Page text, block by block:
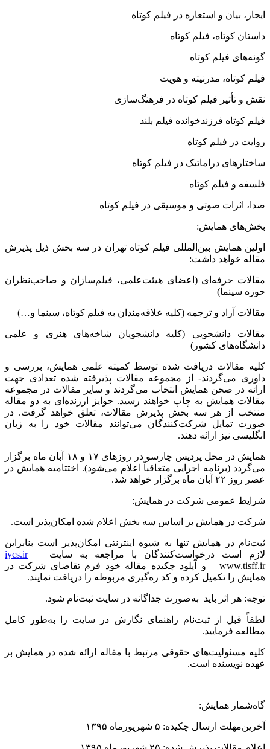
ایجاز، بیان و استعاره در فیلم کوتاه
داستان کوتاه، فیلم کوتاه
گونه‌های فیلم کوتاه
فیلم کوتاه، مدرنیته و هویت
نقش و تأثیر فیلم کوتاه در فرهنگ‌سازی
فیلم کوتاه فرزندخوانده فیلم بلند
روایت در فیلم کوتاه
ساختارهای دراماتیک در فیلم کوتاه
فلسفه و فیلم کوتاه
صدا، اثرات صوتی و موسیقی در فیلم کوتاه
بخش‌های همایش:
اولین همایش بین‌المللی فیلم کوتاه تهران در سه بخش ذیل پذیرش
مقاله خواهد داشت:
مقالات حرفه‌ای (اعضای هیئت‌علمی، فیلم‌سازان و صاحب‌نظران
حوزه سینما)
مقالات آزاد و ترجمه (کلیه علاقه‌مندان به فیلم کوتاه، سینما و…)
مقالات دانشجویی (کلیه دانشجویان شاخه‌های هنری و علمی
دانشگاه‌های کشور)
کلیه مقالات دریافت شده توسط کمیته علمی همایش، بررسی و
داوری می‌گردند- از مجموعه مقالات پذیرفته شده تعدادی جهت
ارائه در صحن همایش انتخاب می‌گردند و سایر مقالات در مجموعه
مقالات همایش به چاپ خواهند رسید. جوایز ارزنده‌ای به دو مقاله
منتخب از هر سه بخش پذیرش مقالات، تعلق خواهد گرفت. در
صورت تمایل شرکت‌کنندگان می‌توانند مقالات خود را به زبان
انگلیسی نیز ارائه دهند.
همایش در محل پردیس چارسو در روزهای ۱۷ و ۱۸ آبان ماه برگزار
می‌گردد (برنامه اجرایی متعاقباً اعلام می‌شود). اختتامیه همایش در
عصر روز ۲۲ آبان ماه برگزار خواهد شد.
شرایط عمومی شرکت در همایش:
شرکت در همایش بر اساس سه بخش اعلام شده امکان‌پذیر است.
ثبت‌نام در همایش تنها به شیوه اینترنتی امکان‌پذیر است بنابراین
لازم است درخواست‌کنندگان با مراجعه به سایتiycs.ir
www.tisff.ir و آپلود چکیده مقاله خود فرم تقاضای شرکت در
همایش را تکمیل کرده و کد ره‌گیری مربوطه را دریافت نمایند.
توجه: هر اثر باید به‌صورت جداگانه در سایت ثبت‌نام شود.
لطفاً قبل از ثبت‌نام راهنمای نگارش در سایت را به‌طور کامل
مطالعه فرمایید.
کلیه مسئولیت‌های حقوقی مرتبط با مقاله ارائه شده در همایش بر
عهده نویسنده است.
گاه‌شمار همایش:
آخرین‌مهلت ارسال چکیده: ۵ شهریورماه ۱۳۹۵